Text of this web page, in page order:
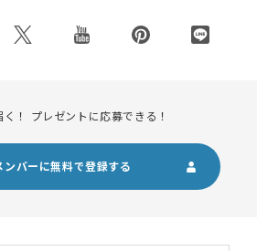
！ プレゼントに応募できる！
ンバーに無料で登録する